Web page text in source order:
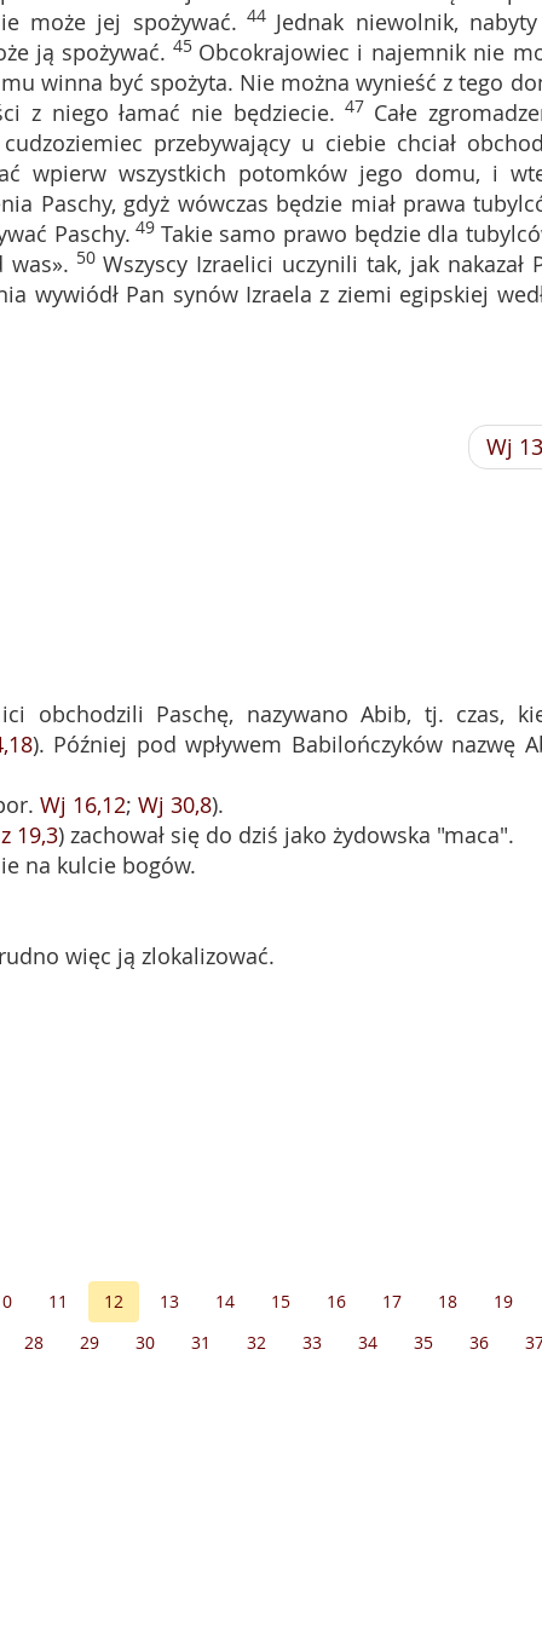
może jej spożywać. 44 Jednak niewolnik,
ją spożywać. 45 Obcokrajowiec i najemnik nie
winna być spożyta. Nie można wynieść z tego
z niego łamać nie będziecie. 47 Całe
cudzoziemiec przebywający u ciebie chciał
wpierw wszystkich potomków jego domu, i
Paschy, gdyż wówczas będzie miał prawa
Paschy. 49 Takie samo prawo będzie dla
was». 50 Wszyscy Izraelici uczynili tak, jak nakazał
wywiódł Pan synów Izraela z ziemi egipskiej
Wj
obchodzili Paschę, nazywano Abib, tj. czas,
). Później pod wpływem Babilończyków nazwę
Wj 16,12; Wj 30,8).
19,3) zachował się do dziś jako żydowska "maca".
na kulcie bogów.
więc ją zlokalizować.
11 12 13 14 15 16 17 18
19
28
29 30 31 32 33 34 35 36